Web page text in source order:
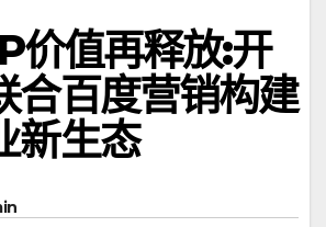
价值再释放:开
合百度营销构建
新生态